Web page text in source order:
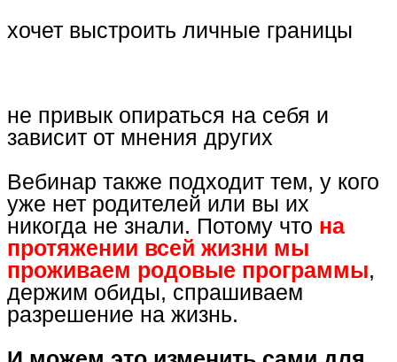
хочет выстроить личные границы
не привык опираться на себя и
зависит от мнения других
Вебинар также подходит тем, у кого
уже нет родителей или вы их
никогда не знали. Потому что на
протяжении всей жизни мы
проживаем родовые программы,
держим обиды, спрашиваем
разрешение на жизнь.